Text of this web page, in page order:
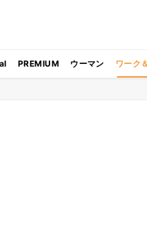
PREMIUM ウーマン ワーク